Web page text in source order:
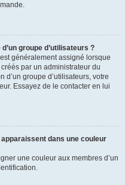
groupe d’utilisateurs ?
généralement assigné lorsque
par un administrateur du
d’un groupe d’utilisateurs, votre
Essayez de le contacter en lui
dans une couleur
une couleur aux membres d’un